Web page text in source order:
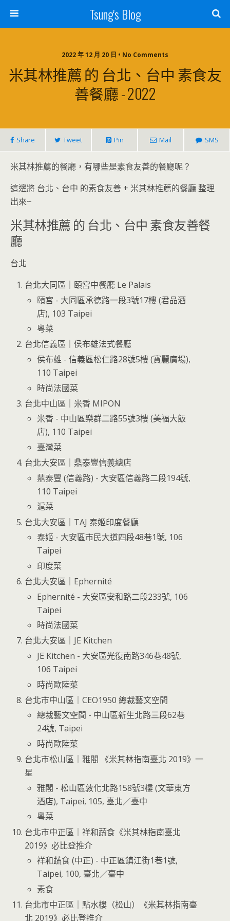
Tsung's Blog
2022 年 12 月 20 日 • No Comments
米其林推薦 的 台北、台中 素食友
善餐廳 - 2022
Share Tweet Pin Mail SMS
米其林推薦的餐廳，有哪些是素食友善的餐廳呢？
這邊將 台北、台中 的素食友善 + 米其林推薦的餐廳 整理
出來~
米其林推薦 的 台北、台中 素食友善餐
廳
台北
台北大同區｜頤宮中餐廳 Le Palais
頤宮 - 大同區承德路一段3號17樓 (君品酒
店), 103 Taipei
粵菜
台北信義區｜侯布雄法式餐廳
侯布雄 - 信義區松仁路28號5樓 (寶麗廣場),
110 Taipei
時尚法國菜
台北中山區｜米香 MIPON
米香 - 中山區樂群二路55號3樓 (美福大飯
店), 110 Taipei
臺灣菜
台北大安區｜鼎泰豐信義總店
鼎泰豐 (信義路) - 大安區信義路二段194號,
110 Taipei
滬菜
台北大安區｜TAJ 泰姬印度餐廳
泰姬 - 大安區市民大道四段48巷1號, 106
Taipei
印度菜
台北大安區｜Ephernité
Ephernité - 大安區安和路二段233號, 106
Taipei
時尚法國菜
台北大安區｜JE Kitchen
JE Kitchen - 大安區光復南路346巷48號,
106 Taipei
時尚歐陸菜
台北市中山區｜CEO1950 總裁藝文空間
總裁藝文空間 - 中山區新生北路三段62巷
24號, Taipei
時尚歐陸菜
台北市松山區｜雅閣 《米其林指南臺北 2019》一
星
雅閣 - 松山區敦化北路158號3樓 (文華東方
酒店), Taipei, 105, 臺北／臺中
粵菜
台北市中正區｜祥和蔬食《米其林指南臺北
2019》必比登推介
祥和蔬食 (中正) - 中正區鎮江街1巷1號,
Taipei, 100, 臺北／臺中
素食
台北市中正區｜點水樓（松山）《米其林指南臺
北 2019》必比登推介